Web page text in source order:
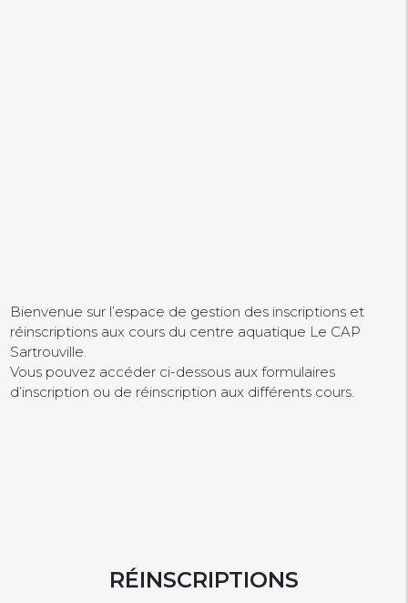
Bienvenue sur l’espace de gestion des inscriptions et
réinscriptions aux cours du centre aquatique Le CAP
Sartrouville.
Vous pouvez accéder ci-dessous aux formulaires
d’inscription ou de réinscription aux différents cours.
RÉINSCRIPTIONS